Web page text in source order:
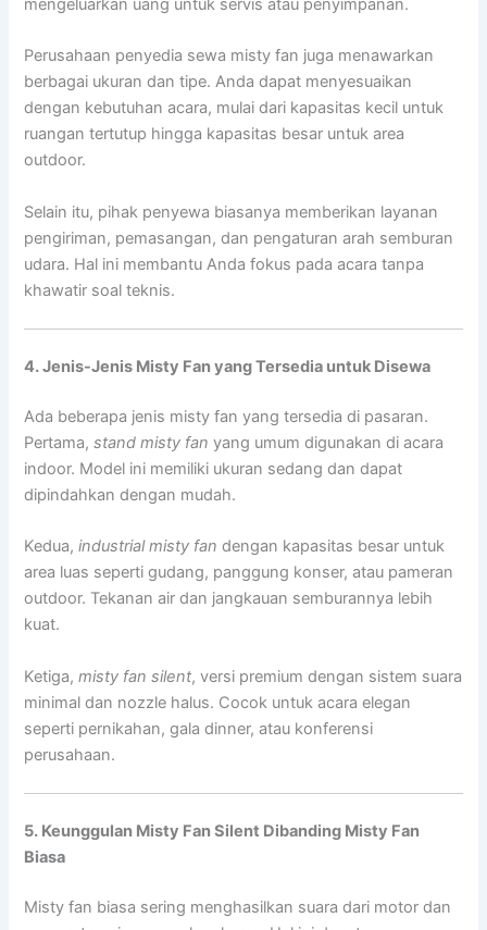
mengeluarkan uang untuk servis atau penyimpanan.
Perusahaan penyedia sewa misty fan juga menawarkan
berbagai ukuran dan tipe. Anda dapat menyesuaikan
dengan kebutuhan acara, mulai dari kapasitas kecil untuk
ruangan tertutup hingga kapasitas besar untuk area
outdoor.
Selain itu, pihak penyewa biasanya memberikan layanan
pengiriman, pemasangan, dan pengaturan arah semburan
udara. Hal ini membantu Anda fokus pada acara tanpa
khawatir soal teknis.
4. Jenis-Jenis Misty Fan yang Tersedia untuk Disewa
Ada beberapa jenis misty fan yang tersedia di pasaran.
Pertama,stand misty fan yang umum digunakan di acara
indoor. Model ini memiliki ukuran sedang dan dapat
dipindahkan dengan mudah.
Kedua,industrial misty fan dengan kapasitas besar untuk
area luas seperti gudang, panggung konser, atau pameran
outdoor. Tekanan air dan jangkauan semburannya lebih
kuat.
Ketiga,misty fan silent, versi premium dengan sistem suara
minimal dan nozzle halus. Cocok untuk acara elegan
seperti pernikahan, gala dinner, atau konferensi
perusahaan.
5. Keunggulan Misty Fan Silent Dibanding Misty Fan
Biasa
Misty fan biasa sering menghasilkan suara dari motor dan